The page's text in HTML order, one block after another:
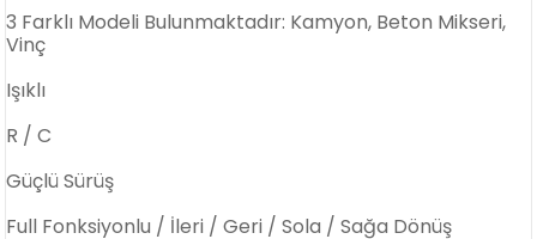
3 Farklı Modeli Bulunmaktadır: Kamyon, Beton Mikseri,
Vinç
Işıklı
R / C
Güçlü Sürüş
Full Fonksiyonlu / İleri / Geri / Sola / Sağa Dönüş